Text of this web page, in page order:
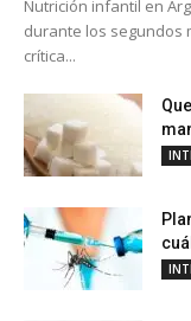
Nutrición infantil en
durante los segundos
crítica...